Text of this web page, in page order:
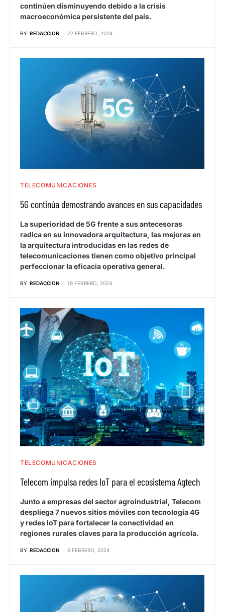
continúen disminuyendo debido a la crisis
macroeconómica persistente del país.
BY REDACCION 22 FEBRERO, 2024
TELECOMUNICACIONES
5G continúa demostrando avances en sus capacidades
La superioridad de 5G frente a sus antecesoras
radica en su innovadora arquitectura, las mejoras en
la arquitectura introducidas en las redes de
telecomunicaciones tienen como objetivo principal
perfeccionar la eficacia operativa general.
BY REDACCION 19 FEBRERO, 2024
TELECOMUNICACIONES
Telecom impulsa redes IoT para el ecosistema Agtech
Junto a empresas del sector agroindustrial, Telecom
despliega 7 nuevos sitios móviles con tecnología 4G
y redes IoT para fortalecer la conectividad en
regiones rurales claves para la producción agrícola.
BY REDACCION 6 FEBRERO, 2024